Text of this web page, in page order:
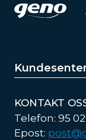
KONTAKT
Telefon: 95
Epost: